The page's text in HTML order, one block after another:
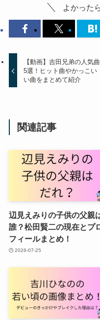
よかった
【動画】吉田兄弟の人気曲
5選！ヒット曲やかっこい
い曲をまとめて紹介
関連記事
辺見えみりの子供の父親
誰？松田賢二の現在とプ
フィールまとめ！
2026-07-25